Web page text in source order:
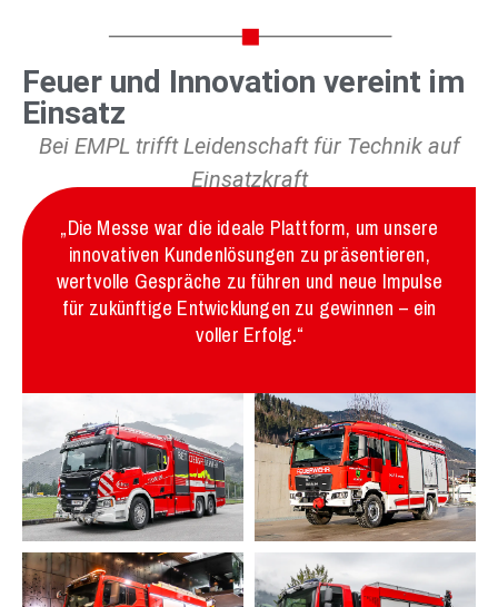
Feuer und Innovation vereint im
Einsatz
Bei EMPL trifft Leidenschaft für Technik auf
Einsatzkraft
„Die Messe war die ideale Plattform, um unsere
innovativen Kundenlösungen zu präsentieren,
wertvolle Gespräche zu führen und neue Impulse
für zukünftige Entwicklungen zu gewinnen – ein
voller Erfolg.“